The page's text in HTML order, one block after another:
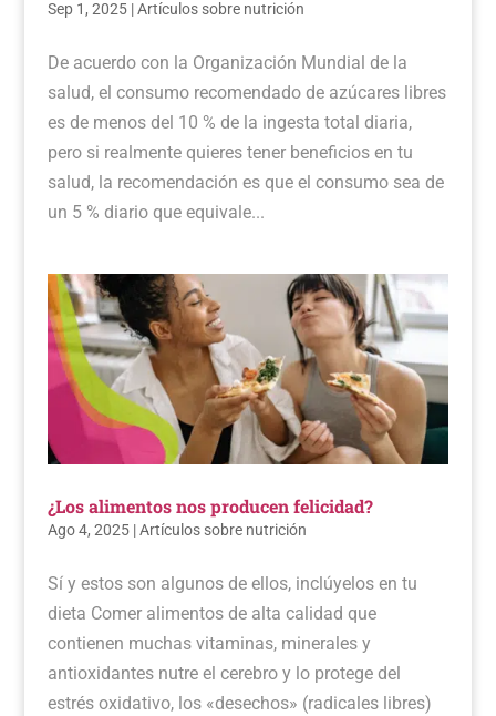
Sep 1, 2025|Artículos sobre nutrición
De acuerdo con la Organización Mundial de la
salud, el consumo recomendado de azúcares libres
es de menos del 10 % de la ingesta total diaria,
pero si realmente quieres tener beneficios en tu
salud, la recomendación es que el consumo sea de
un 5 % diario que equivale...
¿Los alimentos nos producen felicidad?
Ago 4, 2025|Artículos sobre nutrición
Sí y estos son algunos de ellos, inclúyelos en tu
dieta Comer alimentos de alta calidad que
contienen muchas vitaminas, minerales y
antioxidantes nutre el cerebro y lo protege del
estrés oxidativo, los «desechos» (radicales libres)